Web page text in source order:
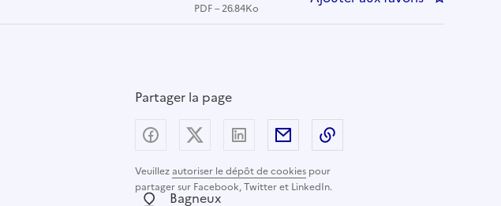
PDF – 26.84Ko
Partager la page
Veuillezautoriser le dépôt de cookies pour
partager sur Facebook, Twitter et LinkedIn.
Partager sur Facebook
Partager sur X (anciennement Twitter) -
Partager sur LinkedIn
Partager par email
Localisation :
Bagneux